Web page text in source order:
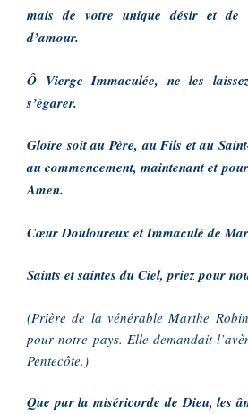
mais de votre unique désir et de
d’amour.
Ô Vierge Immaculée, ne les
s’égarer.
Gloire soit au Père, au Fils et au
au commencement, maintenant et
Amen.
Cœur Douloureux et Immaculé de
Saints et saintes du Ciel, priez pour
(Prière de la vénérable Marthe
pour notre pays. Elle demandait
Pentecôte.)
Que par la miséricorde de Dieu, les